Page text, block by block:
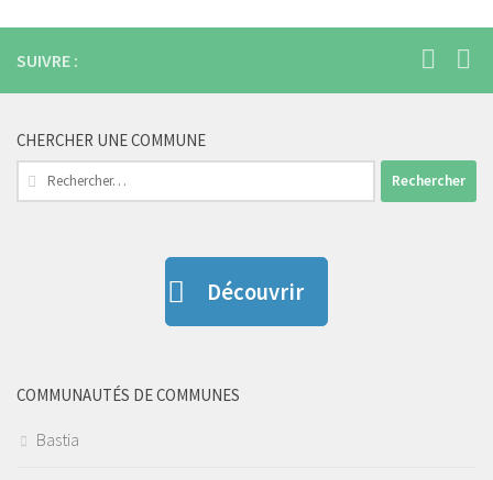
SUIVRE :
CHERCHER UNE COMMUNE
Rechercher :
Découvrir
COMMUNAUTÉS DE COMMUNES
Bastia